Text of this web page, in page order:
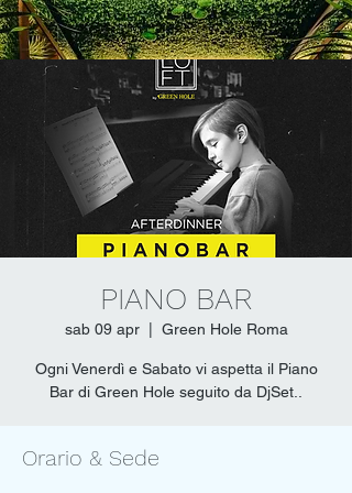
PIANO BAR
sab 09 apr
  |
Green Hole Roma
Ogni Venerdì e Sabato vi aspetta il Piano
Bar di Green Hole seguito da DjSet..
Orario & Sede